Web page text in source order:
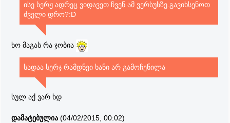
ისე სერჟ ადრეც ვიდავეთ ჩვენ ამ ვერსუსზე.გავიხსენოთ
ძველი დრო?:D
ხო მაგას რა ჯობია
სადაა სერჯ რამდნეი ხანი არ გამოჩენილა
სულ აქ ვარ ხდ
დამატებულია (04/02/2015, 00:02)